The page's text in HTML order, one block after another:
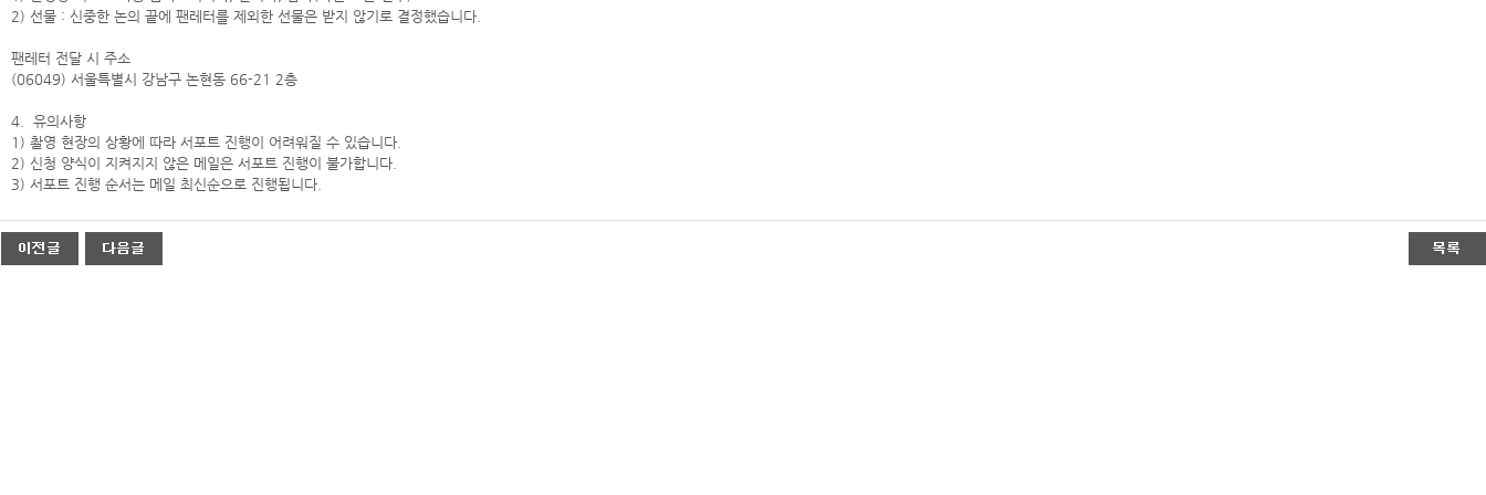
2) 선물 : 신중한 논의 끝에 팬레터를 제외한 선물은 받지 않기로 결정했습니다.
팬레터 전달 시 주소
(06049) 서울특별시 강남구 논현동 66-21 2층
4. 유의사항
1) 촬영 현장의 상황에 따라 서포트 진행이 어려워질 수 있습니다.
2) 신청 양식이 지켜지지 않은 메일은 서포트 진행이 불가합니다.
3) 서포트 진행 순서는 메일 최신순으로 진행됩니다.